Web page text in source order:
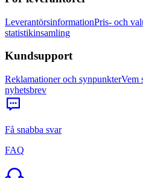
LeverantörsinformationPris- och
statistikinsamling
Kundsupport
Reklamationer och synpunkterVem
nyhetsbrev
Få snabba svar
FAQ